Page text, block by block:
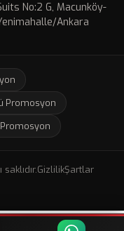
No:2 G, Macunköy-
Ankara
Promosyon
GizlilikŞartlar